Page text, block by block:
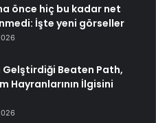
önce hiç bu kadar net
İşte yeni görseller
Gelştirdiği Beaten Path,
Hayranlarının İlgisini